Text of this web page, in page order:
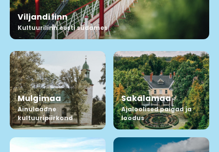
Viljandi linn
Kultuurilinn eesti südames
Mulgimaa
Ainulaadne
kultuuripiirkond
Sakalamaa
Ajaloolised paigad ja
loodus